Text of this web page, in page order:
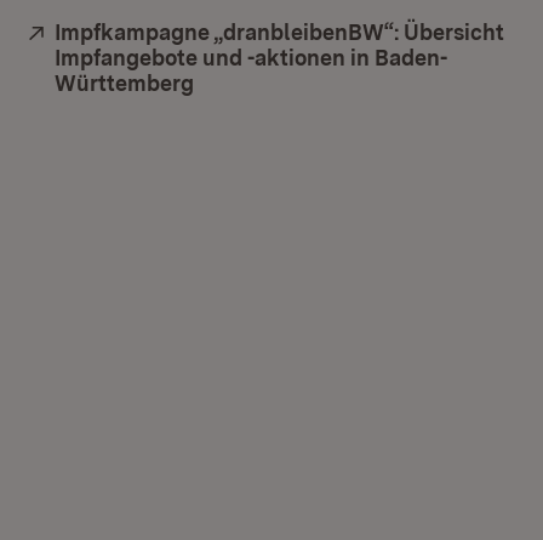
Extern:
Impfkampagne „dranbleibenBW“: Übersicht
Impfangebote und -aktionen in Baden-
Württemberg